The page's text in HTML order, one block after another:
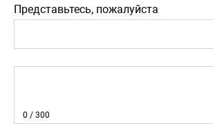
Представьтесь, пожалуйста
0 / 300